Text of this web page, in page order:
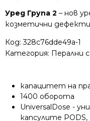
Уред Група 2 – нов
козметични
Код:328c76dde49a-1
Категория: Перални
капацитет на
1400 оборота
UniversalDose -
капсулите